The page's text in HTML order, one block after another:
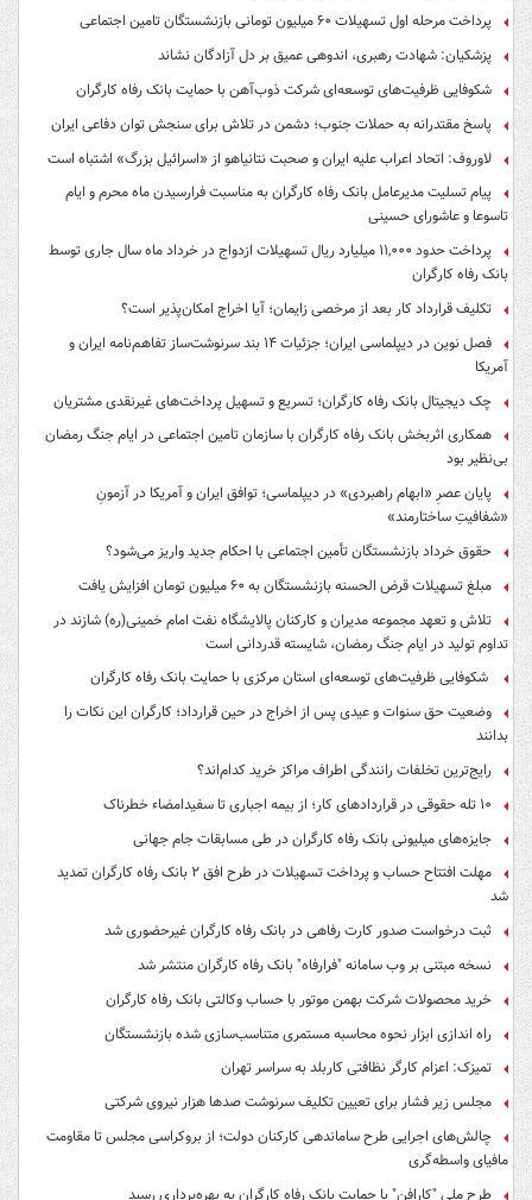
پرداخت مرحله اول تسهیلات ۶۰ میلیون تومانی بازنشستگان تامین اجتماعی
پزشکیان: شهادت رهبری، اندوهی عمیق بر دل آزادگان نشاند
شکوفایی ظرفیت‌های توسعه‌ای شرکت ذوب‌آهن با حمایت‌ بانک رفاه کارگران
پاسخ مقتدرانه به حملات جنوب؛ دشمن در تلاش برای سنجش توان دفاعی ایران
لاوروف: اتحاد اعراب علیه ایران و صحبت نتانیاهو از «اسرائیل بزرگ» اشتباه است
پیام تسلیت مدیرعامل بانک رفاه کارگران به مناسبت فرارسیدن ماه محرم و ایام
تاسوعا و عاشورای حسینی
پرداخت حدود ۱۱,۰۰۰ میلیارد ریال تسهیلات ازدواج در خرداد ماه سال جاری توسط
بانک رفاه کارگران
تکلیف قرارداد کار بعد از مرخصی زایمان؛ آیا اخراج امکان‌پذیر است؟
فصل نوین در دیپلماسی ایران؛ جزئیات ۱۴ بند سرنوشت‌ساز تفاهم‌نامه ایران و
آمریکا
چک دیجیتال بانک رفاه کارگران؛ تسریع و تسهیل پرداخت‌های غیرنقدی مشتریان
همکاری اثربخش بانک رفاه کارگران با سازمان تامین اجتماعی در ایام جنگ رمضان
بی‌نظیر بود
پایان عصرِ «ابهام راهبردی» در دیپلماسی؛ توافق ایران و آمریکا در آزمونِ
«شفافیتِ ساختارمند»
حقوق خرداد بازنشستگان تأمین اجتماعی با احکام جدید واریز می‌شود؟
مبلغ تسهیلات قرض الحسنه بازنشستگان به ۶۰ میلیون تومان افزایش یافت
تلاش و تعهد مجموعه مدیران و کارکنان پالایشگاه نفت امام خمینی(ره) شازند در
تداوم تولید در ایام جنگ رمضان، شایسته قدردانی است
شکوفایی ظرفیت‌های توسعه‌ای استان مرکزی با حمایت بانک رفاه کارگران
وضعیت حق سنوات و عیدی پس از اخراج در حین قرارداد؛ کارگران این نکات را
بدانند
رایج‌ترین تخلفات رانندگی اطراف مراکز خرید کدام‌اند؟
۱۰ تله حقوقی در قراردادهای کار؛ از بیمه اجباری تا سفیدامضاء خطرناک
جایزه‌های میلیونی بانک رفاه کارگران در طی مسابقات جام جهانی
مهلت افتتاح حساب و پرداخت تسهیلات در طرح افق ۲ بانک رفاه کارگران تمدید
شد
ثبت درخواست صدور کارت رفاهی در بانک رفاه کارگران غیرحضوری شد
نسخه مبتنی بر وب سامانه "فرارفاه" بانک رفاه کارگران منتشر شد
خرید محصولات شرکت بهمن موتور با حساب وکالتی بانک رفاه کارگران
راه اندازی ابزار نحوه محاسبه مستمری متناسب‌سازی شده بازنشستگان
تمیزک: اعزام کارگر نظافتی کاربلد به سراسر تهران
مجلس زیر فشار برای تعیین تکلیف سرنوشت صدها هزار نیروی شرکتی
چالش‌های اجرایی طرح ساماندهی کارکنان دولت؛ از بروکراسی مجلس تا مقاومت
مافیای واسطه‌گری
طرح ملی "کارافن" با حمایت بانک رفاه کارگران به بهره‌برداری رسید